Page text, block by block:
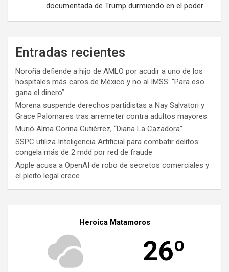
documentada de Trump durmiendo en el poder
Entradas recientes
Noroña defiende a hijo de AMLO por acudir a uno de los
hospitales más caros de México y no al IMSS: “Para eso
gana el dinero”
Morena suspende derechos partidistas a Nay Salvatori y
Grace Palomares tras arremeter contra adultos mayores
Murió Alma Corina Gutiérrez, “Diana La Cazadora”
SSPC utiliza Inteligencia Artificial para combatir delitos:
congela más de 2 mdd por red de fraude
Apple acusa a OpenAI de robo de secretos comerciales y
el pleito legal crece
Heroica Matamoros
26º